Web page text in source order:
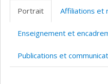
professionnelle
web
l’unité
recherche
Portrait Affiliations et
Enseignement et
Publications et